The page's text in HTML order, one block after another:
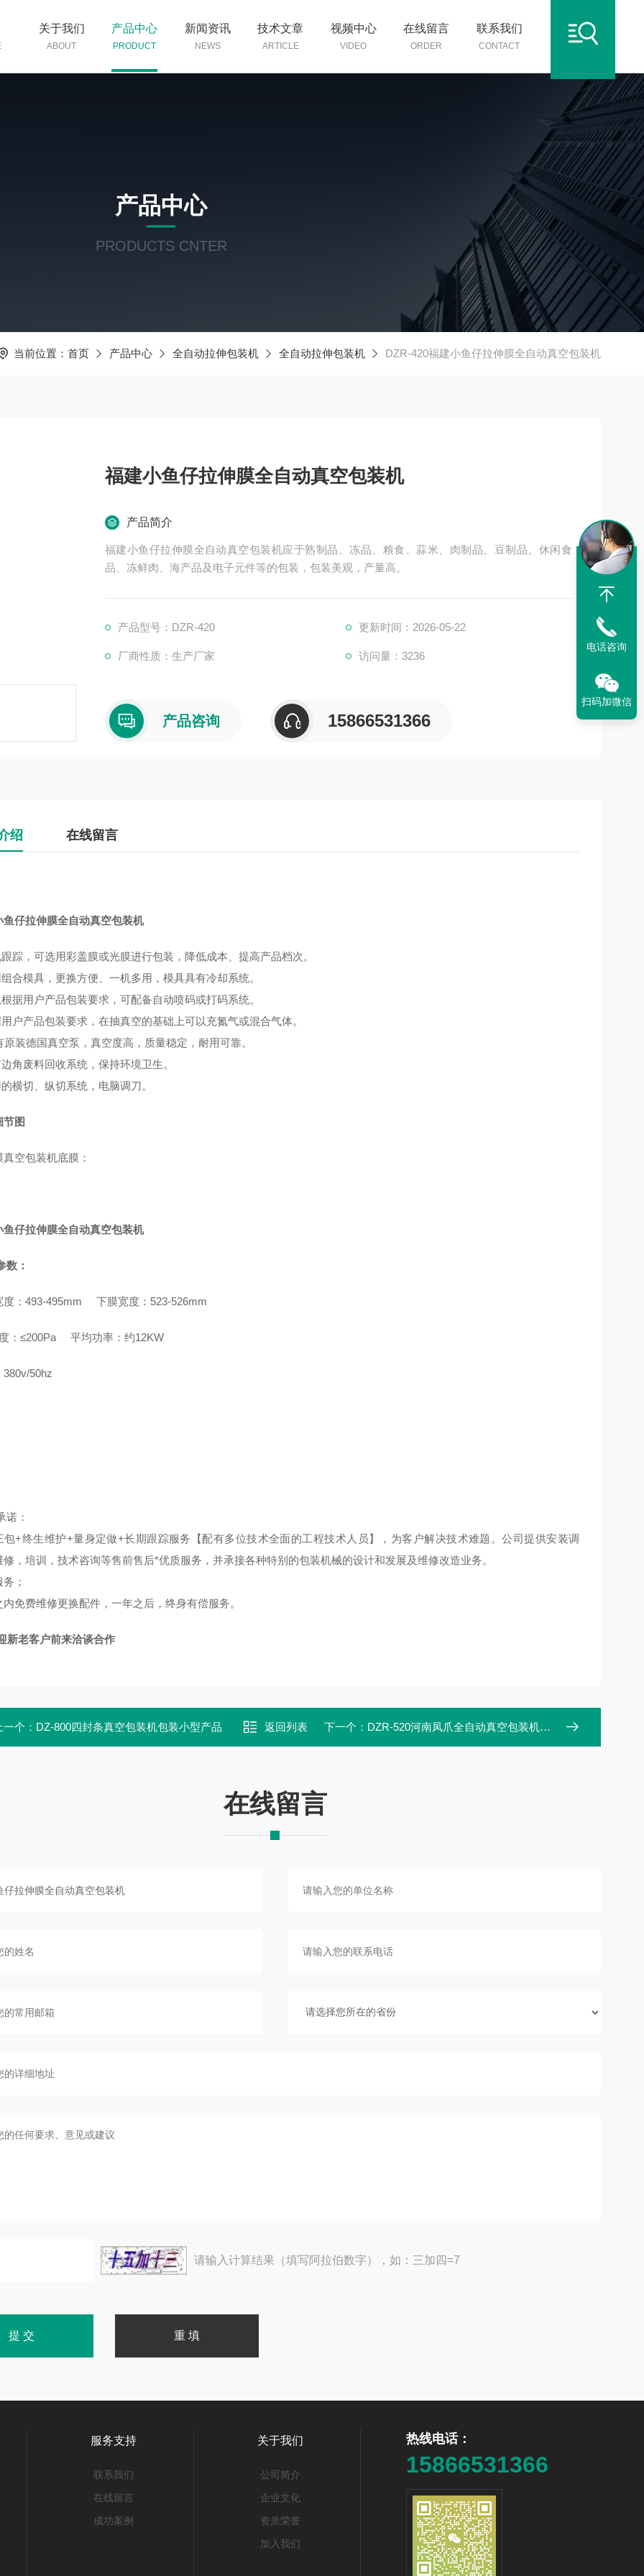
关于我们
ABOUT
产品中心
PRODUCT
新闻资讯
NEWS
技术文章
ARTICLE
视频中心
VIDEO
在线留言
ORDER
联系我们
CONTACT
产品中心
PRODUCTS CNTER
当前位置： 首页 产品中心 全自动拉伸包装机 全自动拉伸包装机 DZR-420福建小鱼仔拉伸膜全自动真空包装机
福建小鱼仔拉伸膜全自动真空包装机
产品简介
福建小鱼仔拉伸膜全自动真空包装机应于熟制品、冻品、粮食、蒜米、肉制品、豆制品、休闲食
品、冻鲜肉、海产品及电子元件等的包装，包装美观，产量高。
产品型号：DZR-420 更新时间：2026-05-22
厂商性质：生产厂家 访问量：3236
产品咨询 15866531366
绍 在线留言
鱼仔拉伸膜全自动真空包装机
踪，可选用彩盖膜或光膜进行包装，降低成本、提高产品档次。
合模具，更换方便、一机多用，模具具有冷却系统。
据用户产品包装要求，可配备自动喷码或打码系统。
户产品包装要求，在抽真空的基础上可以充氮气或混合气体。
原装德国真空泵，真空度高，质量稳定，耐用可靠。
角废料回收系统，保持环境卫生。
横切、纵切系统，电脑调刀。
节图
空包装机底膜：
鱼仔拉伸膜全自动真空包装机
数：
度：493-495mm 下膜宽度：523-526mm
：≤200Pa 平均功率：约12KW
380v/50hz
承诺：
包+终生维护+量身定做+长期跟踪服务【配有多位技术全面的工程技术人员】，为客户解决技术难题。公司提供安装调
修，培训，技术咨询等售前售后*优质服务，并承接各种特别的包装机械的设计和发展及维修改造业务。
；
内免费维修更换配件，一年之后，终身有偿服务。
新老客户前来洽谈合作
一个： DZ-800四封条真空包装机包装小型产品 返回列表 下一个： DZR-520河南凤爪全自动真空包装机拉伸膜式
在线留言
请输入计算结果（填写阿拉伯数字），如：三加四=7
热线电话：
15866531366
服务支持
联系我们
在线留言
成功案例
关于我们
公司简介
企业文化
资质荣誉
加入我们
电话咨询
扫码加微信